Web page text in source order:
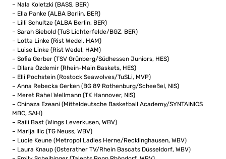
– Nala Koletzki (BASS, BER)
– Ella Panke (ALBA Berlin, BER)
– Lilli Schultze (ALBA Berlin, BER)
– Sarah Siebold (TuS Lichterfelde/BGZ, BER)
– Lotta Linke (Rist Wedel, HAM)
– Luise Linke (Rist Wedel, HAM)
– Sofia Gerber (TSV Grünberg/Südhessen Juniors, HES)
– Dilara Özdemir (Rhein-Main Baskets, HES)
– Elli Pochstein (Rostock Seawolves/TuSLi, MVP)
– Anna Rebecka Gerken (BG 89 Rothenburg/Scheeßel, NIS)
– Meret Rahel Wellmann (TK Hannover, NIS)
– Chinaza Ezeani (Mitteldeutsche Basketball Academy/SYNTAINICS
MBC, SAH)
– Raili Bast (Wings Leverkusen, WBV)
– Marija Ilic (TG Neuss, WBV)
– Lucie Keune (Metropol Ladies Herne/Recklinghausen, WBV)
– Laura Knaup (Osterather TV/Rhein Bascats Düsseldorf, WBV)